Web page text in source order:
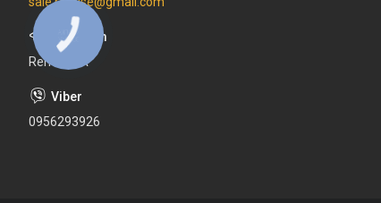
RemiseUA
0956293926
КНОПКА
ЗВ'ЯЗКУ